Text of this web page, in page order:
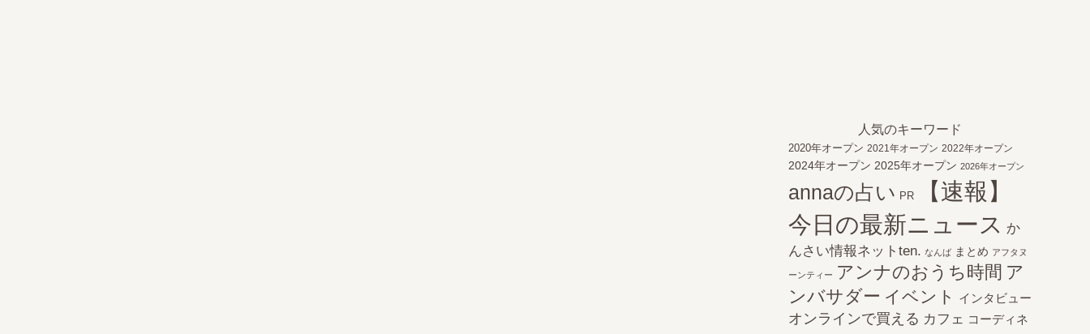
人気のキーワード
2020年オープン 2021年オープン 2022年オープン
2024年オープン 2025年オープン 2026年オープン
annaの占い PR
【速報】
今日の最新ニュース か
んさい情報ネットten. なんば まとめ アフタヌ
ーンティー アンナのおうち時間 ア
ンバサダー イベント インタビュー
オンラインで買える カフェ コーディネ